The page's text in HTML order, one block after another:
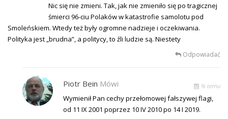
Nic się nie zmieni. Tak, jak nie zmieniło się po tragicznej
śmierci 96-ciu Polaków w katastrofie samolotu pod
Smoleńskiem. Wtedy też były ogromne nadzieje i oczekiwania.
Polityka jest „brudna”, a politycy, to źli ludzie są. Niestety
Odpowiadać
Piotr Bein Mówi % temu
Wymienił Pan cechy przełomowej fałszywej flagi,
od 11 IX 2001 poprzez 10 IV 2010 po 14 I 2019.